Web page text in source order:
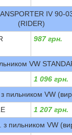
IV 90-
(RIDER)
987 грн.
VW
1 096 грн.
пильником VW
1 207 грн.
пильником VW